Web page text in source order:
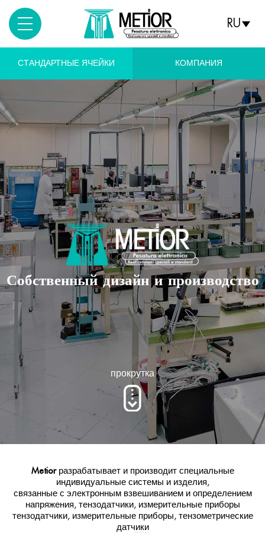
RU
СТАНДАРТНЫЕ ЯЧЕЙКИ КОМПАНИЯ
Собственный дизайн и производство
прокрутка
Metiorразрабатывает и производит специальные
индивидуальные системы и изделия,
связанные с электронным взвешиванием и определением
напряжения, тензодатчики, измерительные приборы
тензодатчики, измерительные приборы, тензометрические
датчики